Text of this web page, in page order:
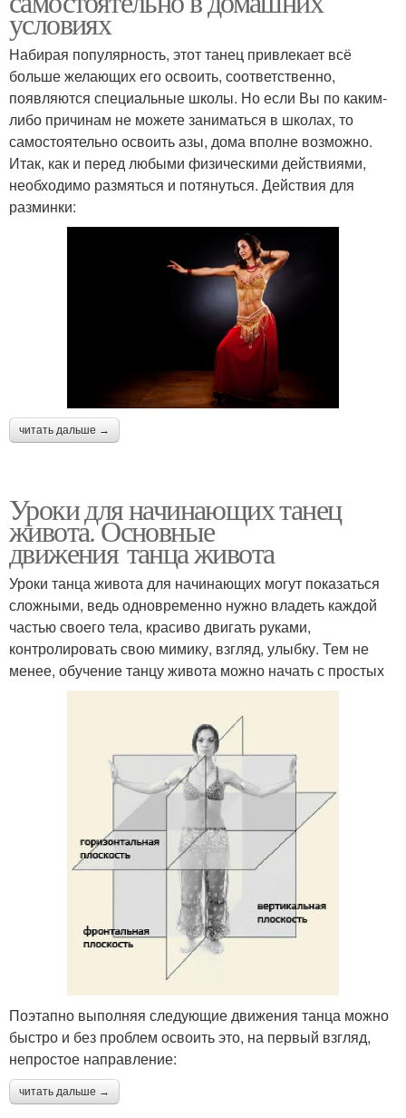
условиях
Набирая популярность, этот танец привлекает всё
больше желающих его освоить, соответственно,
появляются специальные школы. Но если Вы по каким-
либо причинам не можете заниматься в школах, то
самостоятельно освоить азы, дома вполне возможно.
Итак, как и перед любыми физическими действиями,
необходимо размяться и потянуться. Действия для
разминки:
читать дальше →
Уроки для начинающих танец
живота. Основные
движения танца живота
Уроки танца живота для начинающих могут показаться
сложными, ведь одновременно нужно владеть каждой
частью своего тела, красиво двигать руками,
контролировать свою мимику, взгляд, улыбку. Тем не
менее, обучение танцу живота можно начать с простых
Поэтапно выполняя следующие движения танца можно
быстро и без проблем освоить это, на первый взгляд,
непростое направление:
читать дальше →